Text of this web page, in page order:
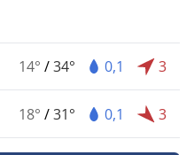
14° /34° 0,1 3
18° /31° 0,1 3